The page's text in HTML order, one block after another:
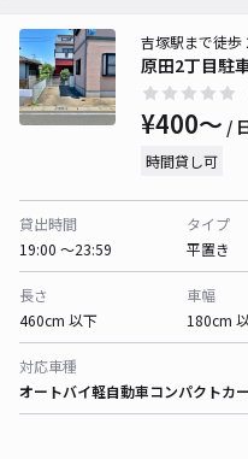
原田2丁目駐
吉塚駅まで徒歩
¥400〜 /
時間貸し可
貸出時間
19:00 〜23:59
タイプ
平置き
長さ
460cm 以下
車幅
180cm
対応車種
オートバイ軽自動車コンパクトカー